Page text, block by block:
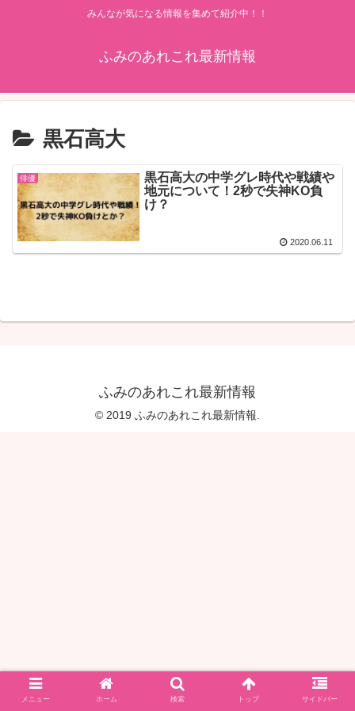
みんなが気になる情報を集めて紹介中！！
ふみのあれこれ最新情報
黒石高大
俳優
黒石高大の中学グレ時代や戦績や
地元について！2秒で失神KO負
け？
2020.06.11
ふみのあれこれ最新情報
© 2019 ふみのあれこれ最新情報.
メニュー ホーム 検索 トップ サイドバー